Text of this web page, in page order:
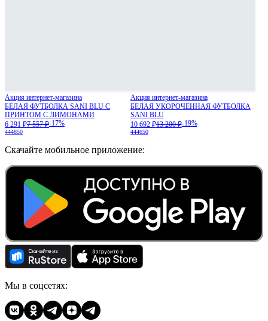
Акция интернет-магазина
БЕЛАЯ ФУТБОЛКА SANI BLU С
ПРИНТОМ С ЛИМОНАМИ
6 291 ₽7 557 ₽-17%
444850
Акция интернет-магазина
БЕЛАЯ УКОРОЧЕННАЯ ФУТБОЛКА
SANI BLU
10 692 ₽13 200 ₽-19%
444650
Скачайте мобильное приложение:
Мы в соцсетях: